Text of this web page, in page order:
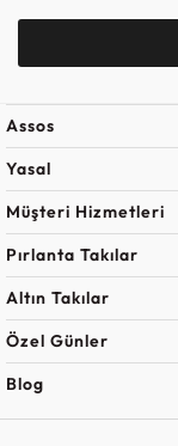
Assos
Yasal
Müşteri Hizmetleri
Pırlanta Takılar
Altın Takılar
Özel Günler
Blog